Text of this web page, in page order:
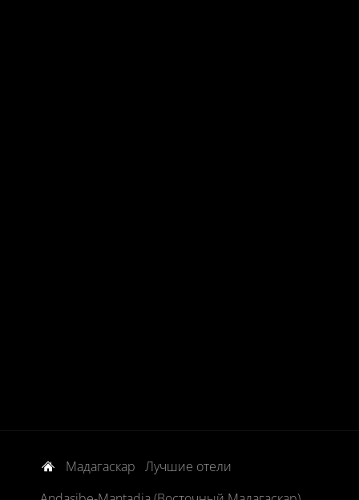
Мадагаскар Лучшие отели